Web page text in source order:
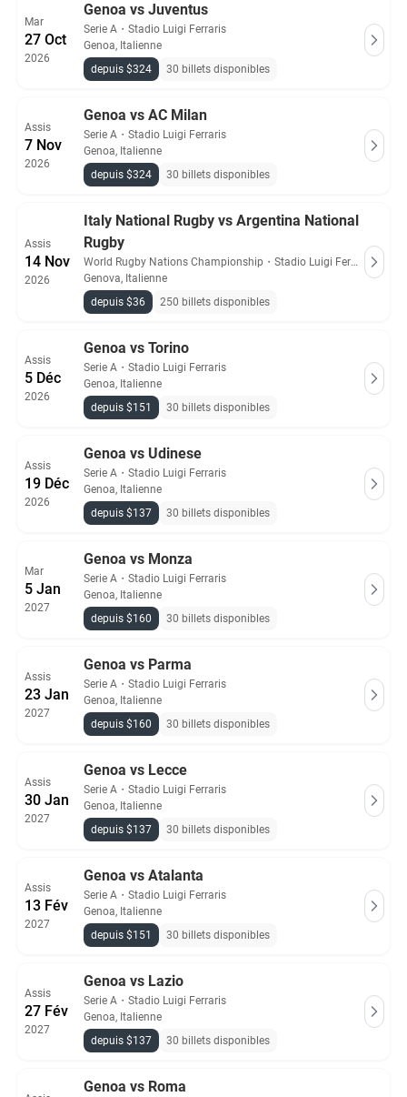
Mar
27 Oct
2026
Genoa vs Juventus
Serie A ・ Stadio Luigi Ferraris
Genoa, Italienne
depuis $324
30 billets disponibles
Assis
7 Nov
2026
Genoa vs AC Milan
Serie A ・ Stadio Luigi Ferraris
Genoa, Italienne
depuis $324
30 billets disponibles
Assis
14 Nov
2026
Italy National Rugby vs Argentina National
Rugby
World Rugby Nations Championship ・
Stadio Luigi Ferraris
Genova, Italienne
depuis $36
250 billets disponibles
Assis
5 Déc
2026
Genoa vs Torino
Serie A ・ Stadio Luigi Ferraris
Genoa, Italienne
depuis $151
30 billets disponibles
Assis
19 Déc
2026
Genoa vs Udinese
Serie A ・ Stadio Luigi Ferraris
Genoa, Italienne
depuis $137
30 billets disponibles
Mar
5 Jan
2027
Genoa vs Monza
Serie A ・ Stadio Luigi Ferraris
Genoa, Italienne
depuis $160
30 billets disponibles
Assis
23 Jan
2027
Genoa vs Parma
Serie A ・ Stadio Luigi Ferraris
Genoa, Italienne
depuis $160
30 billets disponibles
Assis
30 Jan
2027
Genoa vs Lecce
Serie A ・ Stadio Luigi Ferraris
Genoa, Italienne
depuis $137
30 billets disponibles
Assis
13 Fév
2027
Genoa vs Atalanta
Serie A ・ Stadio Luigi Ferraris
Genoa, Italienne
depuis $151
30 billets disponibles
Assis
27 Fév
2027
Genoa vs Lazio
Serie A ・ Stadio Luigi Ferraris
Genoa, Italienne
depuis $137
30 billets disponibles
Genoa vs Roma